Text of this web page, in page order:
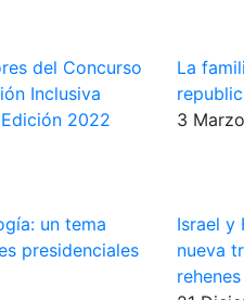
del Concurso
Inclusiva
2022
La
3
un tema
presidenciales
Israel y
nueva
rehenes